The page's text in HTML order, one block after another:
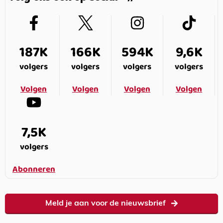
187K
volgers
Volgen
166K
volgers
Volgen
594K
volgers
Volgen
9,6K
volgers
Volgen
7,5K
volgers
Abonneren
Meld je aan voor de nieuwsbrief